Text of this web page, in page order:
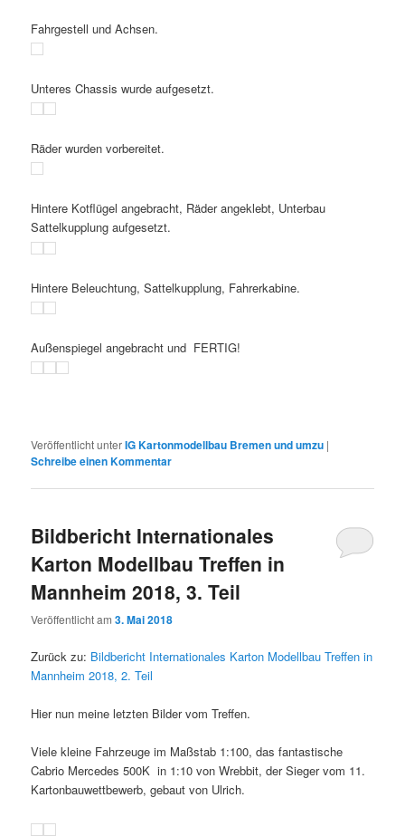
Fahrgestell und Achsen.
Unteres Chassis wurde aufgesetzt.
Räder wurden vorbereitet.
Hintere Kotflügel angebracht, Räder angeklebt, Unterbau
Sattelkupplung aufgesetzt.
Hintere Beleuchtung, Sattelkupplung, Fahrerkabine.
Außenspiegel angebracht und FERTIG!
Veröffentlicht unterIG Kartonmodellbau Bremen und umzu |
Schreibe einen Kommentar
Bildbericht Internationales
Karton Modellbau Treffen in
Mannheim 2018, 3. Teil
Veröffentlicht am3. Mai 2018
Zurück zu: Bildbericht Internationales Karton Modellbau Treffen in
Mannheim 2018, 2. Teil
Hier nun meine letzten Bilder vom Treffen.
Viele kleine Fahrzeuge im Maßstab 1:100, das fantastische
Cabrio Mercedes 500K in 1:10 von Wrebbit, der Sieger vom 11.
Kartonbauwettbewerb, gebaut von Ulrich.